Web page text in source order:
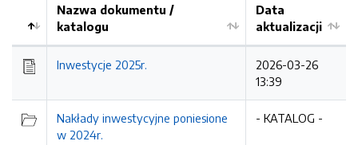
Nazwa dokumentu /
katalogu
Data
aktualizacji
Inwestycje 2025r.
2026-03-26
13:39
Nakłady inwestycyjne poniesione
w 2024r.
- KATALOG -